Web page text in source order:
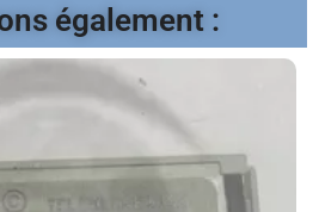
également :